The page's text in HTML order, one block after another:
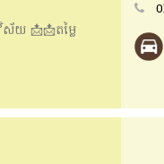
យ 📩📩តម្លៃ